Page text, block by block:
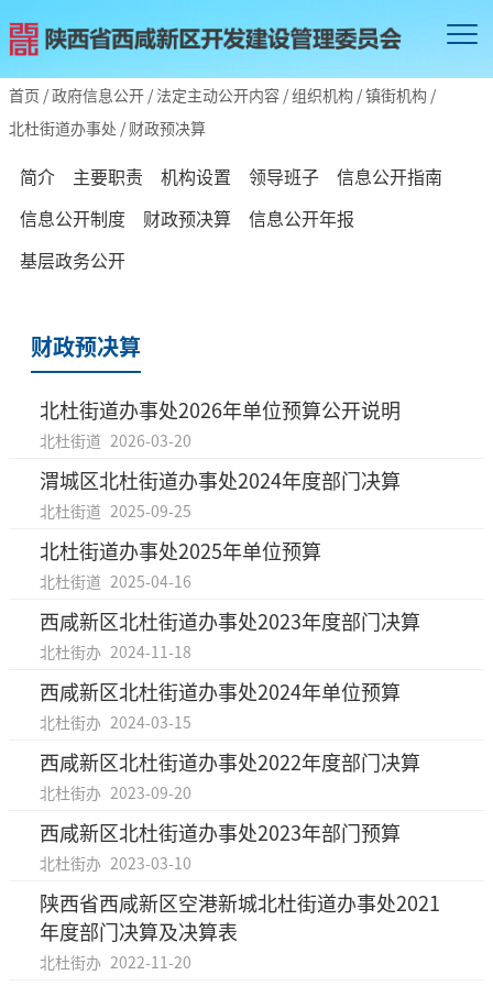
首页 /政府信息公开 / 法定主动公开内容 /组织机构 /镇街机构 /
北杜街道办事处 / 财政预决算
简介 主要职责 机构设置 领导班子
信息公开指南
信息公开制度
财政预决算
信息公开年报
基层政务公开
财政预决算
北杜街道办事处2026年单位预算公开说明
北杜街道 2026-03-20
渭城区北杜街道办事处2024年度部门决算
北杜街道 2025-09-25
北杜街道办事处2025年单位预算
北杜街道 2025-04-16
西咸新区北杜街道办事处2023年度部门决算
北杜街办 2024-11-18
西咸新区北杜街道办事处2024年单位预算
北杜街办 2024-03-15
西咸新区北杜街道办事处2022年度部门决算
北杜街办 2023-09-20
西咸新区北杜街道办事处2023年部门预算
北杜街办 2023-03-10
陕西省西咸新区空港新城北杜街道办事处2021
年度部门决算及决算表
北杜街办 2022-11-20